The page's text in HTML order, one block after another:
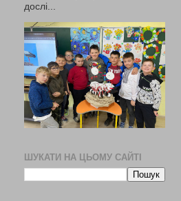
дослі...
ШУКАТИ НА ЦЬОМУ САЙТІ